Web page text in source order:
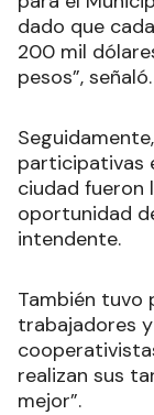
dado que
200 mil
pesos”, señaló.
participativas
ciudad fueron
oportunidad
intendente.
También tuvo
trabajadores
realizan sus
mejor”.